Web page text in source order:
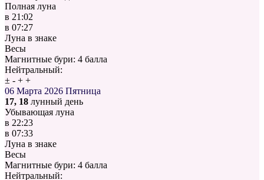
Полная луна
в 21:02
в 07:27
Луна в знаке
Весы
Магнитные бури: 4 балла
Нейтральный:
± - + +
06 Марта 2026 Пятница
17, 18 лунный день
Убывающая луна
в 22:23
в 07:33
Луна в знаке
Весы
Магнитные бури: 4 балла
Нейтральный: